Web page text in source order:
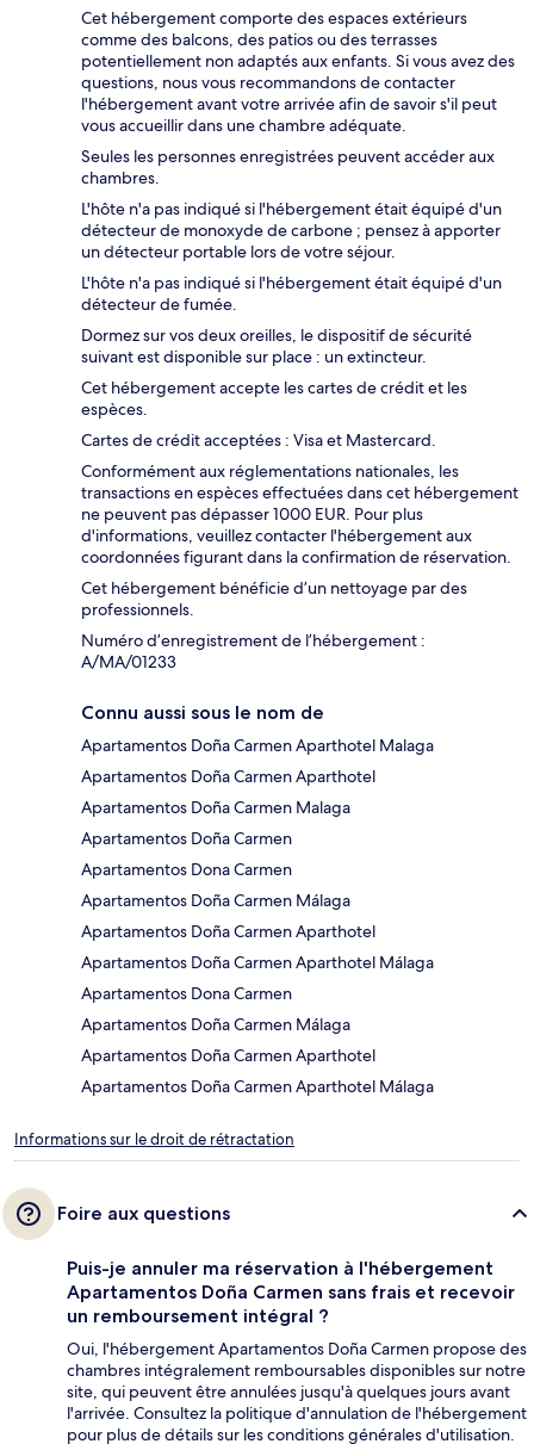
Cet hébergement comporte des espaces extérieurs
comme des balcons, des patios ou des terrasses
potentiellement non adaptés aux enfants. Si vous avez des
questions, nous vous recommandons de contacter
l'hébergement avant votre arrivée afin de savoir s'il peut
vous accueillir dans une chambre adéquate.
Seules les personnes enregistrées peuvent accéder aux
chambres.
L'hôte n'a pas indiqué si l'hébergement était équipé d'un
détecteur de monoxyde de carbone ; pensez à apporter
un détecteur portable lors de votre séjour.
L'hôte n'a pas indiqué si l'hébergement était équipé d'un
détecteur de fumée.
Dormez sur vos deux oreilles, le dispositif de sécurité
suivant est disponible sur place : un extincteur.
Cet hébergement accepte les cartes de crédit et les
espèces.
Cartes de crédit acceptées : Visa et Mastercard.
Conformément aux réglementations nationales, les
transactions en espèces effectuées dans cet hébergement
ne peuvent pas dépasser 1000 EUR. Pour plus
d'informations, veuillez contacter l'hébergement aux
coordonnées figurant dans la confirmation de réservation.
Cet hébergement bénéficie d’un nettoyage par des
professionnels.
Numéro d’enregistrement de l’hébergement :
A/MA/01233
Connu aussi sous le nom de
Apartamentos Doña Carmen Aparthotel Malaga
Apartamentos Doña Carmen Aparthotel
Apartamentos Doña Carmen Malaga
Apartamentos Doña Carmen
Apartamentos Dona Carmen
Apartamentos Doña Carmen Málaga
Apartamentos Doña Carmen Aparthotel
Apartamentos Doña Carmen Aparthotel Málaga
Apartamentos Dona Carmen
Apartamentos Doña Carmen Málaga
Apartamentos Doña Carmen Aparthotel
Apartamentos Doña Carmen Aparthotel Málaga
Informations sur le droit de rétractation
Foire aux questions
Puis-je annuler ma réservation à l'hébergement
Apartamentos Doña Carmen sans frais et recevoir
un remboursement intégral ?
Oui, l'hébergement Apartamentos Doña Carmen propose des
chambres intégralement remboursables disponibles sur notre
site, qui peuvent être annulées jusqu'à quelques jours avant
l'arrivée. Consultez la politique d'annulation de l'hébergement
pour plus de détails sur les conditions générales d'utilisation.